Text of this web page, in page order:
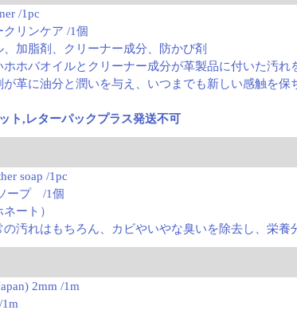
/1pc
リンケア /1個
、加脂剤、クリーナー成分、防かび剤
ホホバオイルとクリーナー成分が革製品に付いた汚
革に油分と潤いを与え、いつまでも新しい感触を
ト,レターパックプラス発送不可
soap /1pc
ープ /1個
ート）
の汚れはもちろん、カビやいやな臭いを除去し、栄
2mm /1m